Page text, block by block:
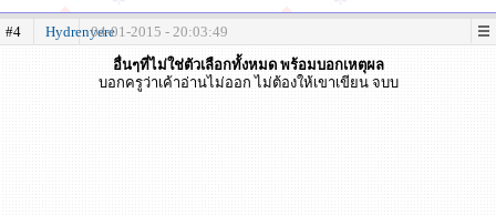
#4 Hydrenyere04-01-2015 - 20:03:49
อื่นๆที่ไม่ใช่ตัวเลือกทั้งหมด พร้อมบอกเหตุผล
บอกครูว่าเค้าอ่านไม่ออก ไม่ต้องให้เขาเขียน จบบ